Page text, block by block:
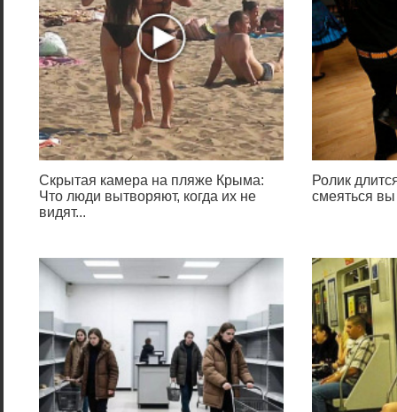
Скрытая камера на пляже Крыма:
Что люди вытворяют, когда их не
видят...
Ролик
смеяться вы